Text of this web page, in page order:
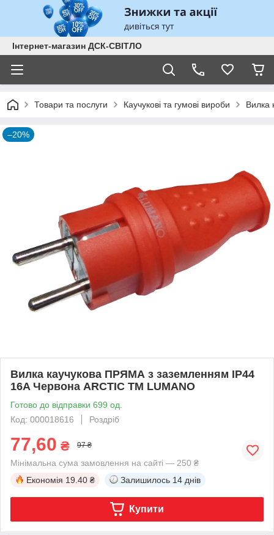
Інтернет-магазин ДСК-СВІТЛО
Товари та послуги Каучукові та гумові вироби Вилка
–20%
Вилка каучукова ПРЯМА з заземленням IP44
16A Червона ARCTIC ТМ LUMANO
Готово до відправки 699 од.
Код: 000018616
Роздріб
77,60 ₴ 97 ₴
Мінімальна сума замовлення на сайті — 250 ₴
Економія 19.40 ₴ Залишилось 14 днів
Купити